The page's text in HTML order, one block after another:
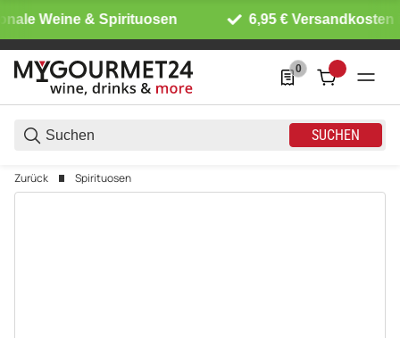
Weine & Spirituosen 6,95 € Versandkosten
SUCHEN
0
0 Produkte in der
Zurück Spirituosen